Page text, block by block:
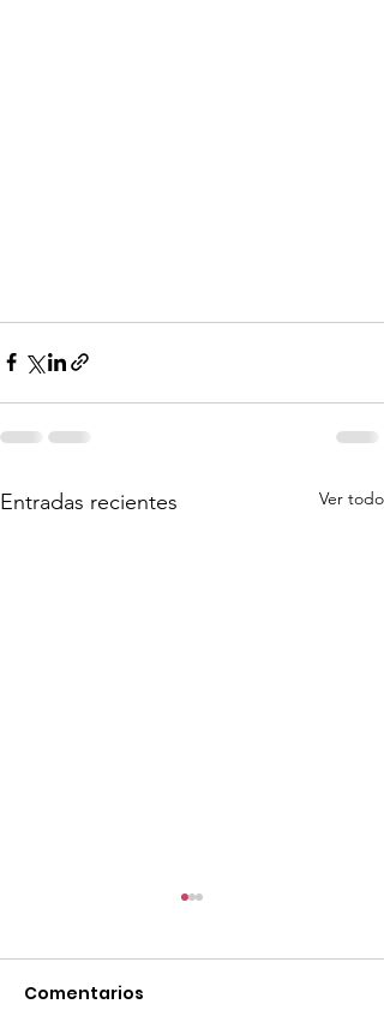
Entradas recientes Ver todo
Comentarios